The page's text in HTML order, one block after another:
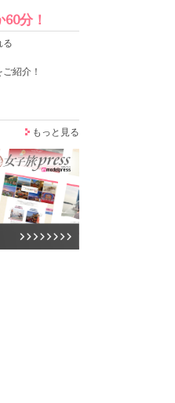
分！
る
紹介！
もっと見る